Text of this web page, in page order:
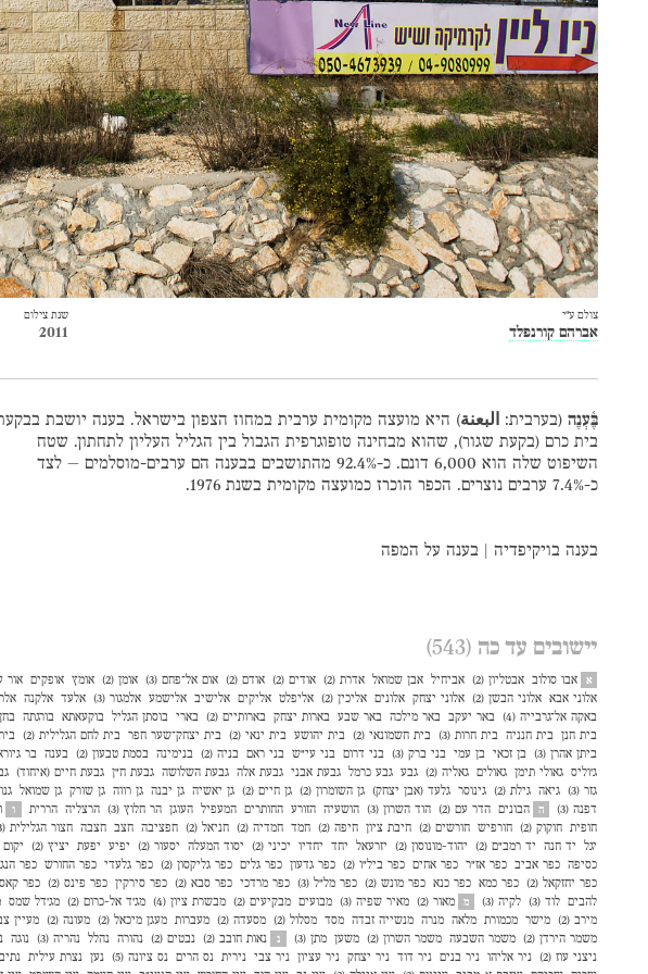
צולם ע״י
אברהם קורנפלד
שנת צילום
2011
בֶּ֫עְנֶה (בערבית: البعنة) היא מועצה מקומית ערבית במחוז הצפון בישראל. בענה יושבת
בית כרם (בקעת שגור), שהוא מבחינה טופוגרפית הגבול בין הגליל העליון לתחתון. שטח
השיפוט שלה הוא 6,000 דונם. כ-92.4% מהתושבים בבענה הם ערבים-מוסלמים – לצד
כ-7.4% ערבים נוצרים. הכפר הוכרז כמועצה מקומית בשנת 1976.
בענה בויקיפדיה |בענה על המפה
יישובים עד כה (543)
א אבו סולוב אבטליון (2) אביחיל אבן שמואל אדרת (2) אודים (2) אודם (2) אום אל־פחם (3) אומן (2) אומץ אופקים אור
אלוני אבא
אלוני הבשן (2) אלוני יצחק אלונים אליכין (2) אליפלט אליקים אלישיב אלישמע אלמגור (3) אלעד אלקנה
באקה אל־גרבייה (4) באר יעקב באר מילכה באר שבע בארות יצחק בארותיים (2) בארי בוסתן הגליל בוקעאתא בורגתה בחן
בית חנן
בית חנניה בית חרות (3) בית חשמונאי (2) בית יהושע בית ינאי (2) בית יצחק־שער חפר בית לחם הגלילית (2)
ביתן אהרן (3)
בן זכאי בן עמי בני ברק (3) בני דרום בני עי״ש בני ראם בניה (2) בנימינה בסמת טבעון (2) בענה בר
ג׳וליס
גאולי תימן גאולים גאליה (2) גבע גבע כרמל גבעת אבני גבעת אלה גבעת השלושה גבעת ח"ן גבעת חיים (איחוד)
גזר (3)
גיאה גילת (2) גינוסר גלעד (אבן יצחק) גן השומרון (2) גן חיים (2) גן יאשיה גן יבנה גן רווה גן שורק גן שמואל
דפנה (3)
ה הבונים הדר עם (2) הוד השרון (3) הושעיה הזורע החותרים המעפיל העוגן הר חלוץ (3) הרצליה הררית ו
חופית
חוקוק (2) חורפיש חורשים (2) חיבת ציון חיפה (2) חמד חמדיה (2) חניאל (2) חפציבה חצב חצבה חצור הגלילית (3)
יגל
יד חנה יד רמב״ם (2) יהוד-מונוסון (2) יזרעאל יחד יחדיו יכיני (2) יסוד המעלה יסעור (2) יפיע יפעת יציץ (2) יקום
כסיפה
כפר אביב כפר אז"ר כפר אחים כפר ביל"ו (2) כפר גדעון כפר גלים כפר גליקסון (2) כפר גלעדי כפר החורש כפר
כפר יחזקאל (2)
כפר כמא כפר כנא כפר מונש (2) כפר מל״ל (3) כפר מרדכי כפר סבא (2) כפר סירקין כפר פינס (2) כפר
להבים
לוד (3) לקיה (3) מ מאור (2) מאיר שפיה (3) מבועים מבקיעים (2) מבשרת ציון (4) מג'ד אל-כרום (2) מג'דל שמס
מירב (2)
מישר מכמורת מלאה מנרה מנשייה זבדה מסד מסלול (2) מסעדה (2) מעברות מעגן מיכאל (2) מעונה (2) מעיין
משמר הירדן (2)
משמר השבעה משמר השרון (2) משען מתן (3) נ נאות חובב (2) נבטים (2) נהורה נהלל נהריה (3) נוגה
ניצני עוז (2)
ניר אליהו ניר בנים ניר דוד ניר יצחק ניר עציון ניר צבי נירית נס הרים נס ציונה (5) נען נצרת עילית